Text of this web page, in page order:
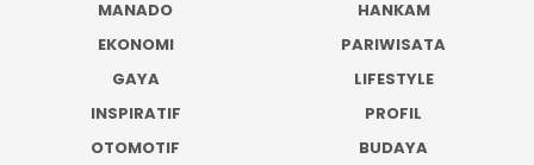
MANADO
HANKAM
EKONOMI
PARIWISATA
GAYA
LIFESTYLE
INSPIRATIF
PROFIL
OTOMOTIF
BUDAYA